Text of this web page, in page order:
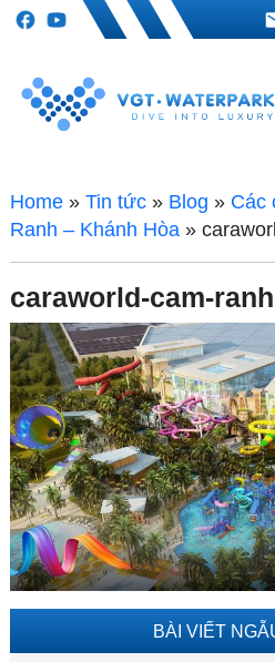
Home» Tin tức» Blog » Các
Ranh – Khánh Hòa»
caraworld-cam-
BÀI VIẾT